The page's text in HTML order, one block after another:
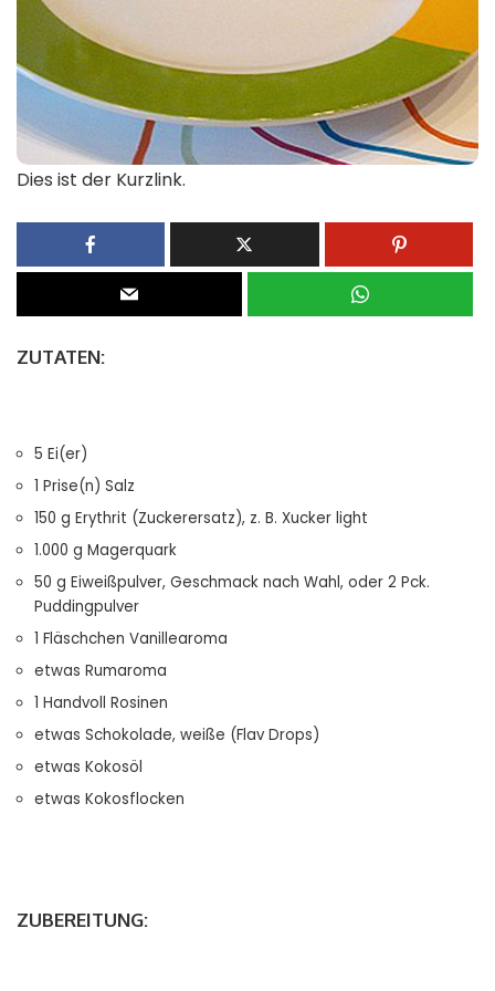
Dies ist der Kurzlink.
ZUTATEN:
5 Ei(er)
1 Prise(n) Salz
150 g Erythrit (Zuckerersatz), z. B. Xucker light
1.000 g Magerquark
50 g Eiweißpulver, Geschmack nach Wahl, oder 2 Pck.
Puddingpulver
1 Fläschchen Vanillearoma
etwas Rumaroma
1 Handvoll Rosinen
etwas Schokolade, weiße (Flav Drops)
etwas Kokosöl
etwas Kokosflocken
ZUBEREITUNG: